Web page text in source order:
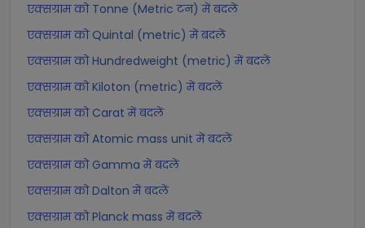
एक्सग्राम को Tonne (Metric टन) में बदलें
एक्सग्राम को Quintal (metric) में बदलें
एक्सग्राम को Hundredweight (metric) में बदलें
एक्सग्राम को Kiloton (metric) में बदलें
एक्सग्राम को Carat में बदलें
एक्सग्राम को Atomic mass unit में बदलें
एक्सग्राम को Gamma में बदलें
एक्सग्राम को Dalton में बदलें
एक्सग्राम को Planck mass में बदलें